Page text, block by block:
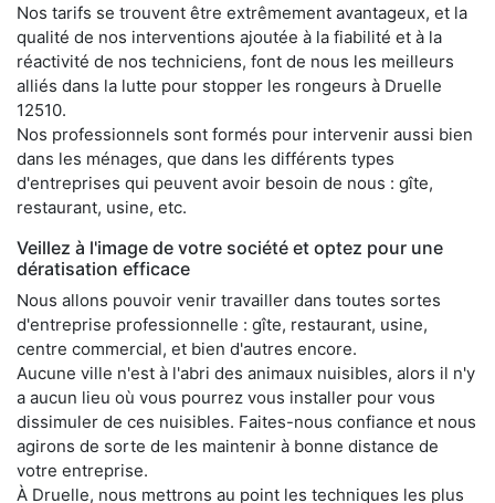
Nos tarifs se trouvent être extrêmement avantageux, et la
qualité de nos interventions ajoutée à la fiabilité et à la
réactivité de nos techniciens, font de nous les meilleurs
alliés dans la lutte pour stopper les rongeurs à Druelle
12510.
Nos professionnels sont formés pour intervenir aussi bien
dans les ménages, que dans les différents types
d'entreprises qui peuvent avoir besoin de nous : gîte,
restaurant, usine, etc.
Veillez à l'image de votre société et optez pour une
dératisation efficace
Nous allons pouvoir venir travailler dans toutes sortes
d'entreprise professionnelle : gîte, restaurant, usine,
centre commercial, et bien d'autres encore.
Aucune ville n'est à l'abri des animaux nuisibles, alors il n'y
a aucun lieu où vous pourrez vous installer pour vous
dissimuler de ces nuisibles. Faites-nous confiance et nous
agirons de sorte de les maintenir à bonne distance de
votre entreprise.
À Druelle, nous mettrons au point les techniques les plus